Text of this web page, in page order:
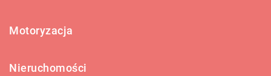
Motoryzacja
Nieruchomości